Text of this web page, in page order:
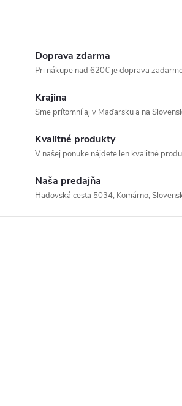
Doprava zdarma
Pri nákupe nad 620€ je doprava
Krajina
Sme prítomní aj v Maďarsku a na
Kvalitné produkty
V našej ponuke nájdete len kvalitné
Naša predajňa
Hadovská cesta 5034, Komárno,